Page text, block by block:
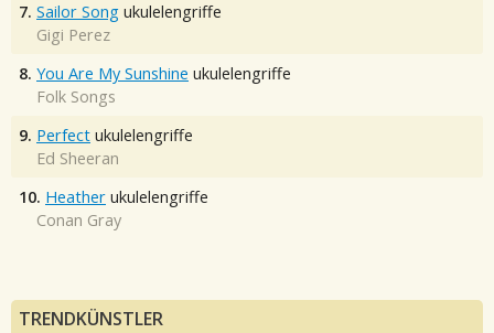
7. Sailor Song ukulelengriffe
Gigi Perez
8. You Are My Sunshine ukulelengriffe
Folk Songs
9. Perfect ukulelengriffe
Ed Sheeran
10. Heather ukulelengriffe
Conan Gray
TRENDKÜNSTLER